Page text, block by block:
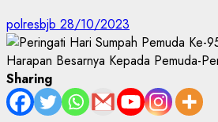
polresbjb 28/10/2023
Sharing